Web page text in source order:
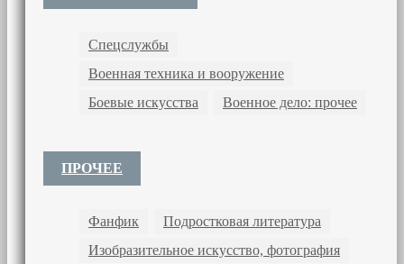
Спецслужбы
Военная техника и вооружение
Боевые искусства
Военное дело: прочее
ПРОЧЕЕ
Фанфик
Подростковая литература
Изобразительное искусство, фотография